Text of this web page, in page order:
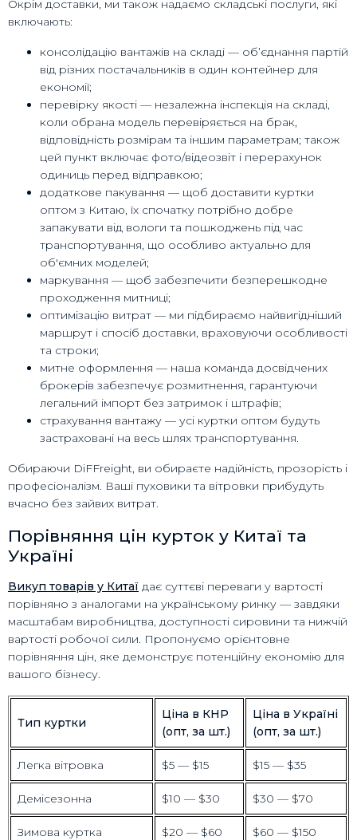
Окрім доставки, ми також надаємо складські послуги, які
включають:
консолідацію вантажів на складі — об’єднання партій
від різних постачальників в один контейнер для
економії;
перевірку якості — незалежна інспекція на складі,
коли обрана модель перевіряється на брак,
відповідність розмірам та іншим параметрам; також
цей пункт включає фото/відеозвіт і перерахунок
одиниць перед відправкою;
додаткове пакування — щоб доставити куртки
оптом з Китаю, їх спочатку потрібно добре
запакувати від вологи та пошкоджень під час
транспортування, що особливо актуально для
об'ємних моделей;
маркування — щоб забезпечити безперешкодне
проходження митниці;
оптимізацію витрат — ми підбираємо найвигідніший
маршрут і спосіб доставки, враховуючи особливості
та строки;
митне оформлення — наша команда досвідчених
брокерів забезпечує розмитнення, гарантуючи
легальний імпорт без затримок і штрафів;
страхування вантажу — усі куртки оптом будуть
застраховані на весь шлях транспортування.
Обираючи DiFFreight, ви обираєте надійність, прозорість і
професіоналізм. Ваші пуховики та вітровки прибудуть
вчасно без зайвих витрат.
Порівняння цін курток у Китаї та
Україні
Викуп товарів у Китаї дає суттєві переваги у вартості
порівняно з аналогами на українському ринку — завдяки
масштабам виробництва, доступності сировини та нижчій
вартості робочої сили. Пропонуємо орієнтовне
порівняння цін, яке демонструє потенційну економію для
вашого бізнесу.
Тип куртки
Ціна в КНР
(опт, за шт.)
Ціна в Україні
(опт, за шт.)
Легка вітровка $5 — $15 $15 — $35
Демісезонна $10 — $30 $30 — $70
Зимова куртка $20 — $60 $60 — $150